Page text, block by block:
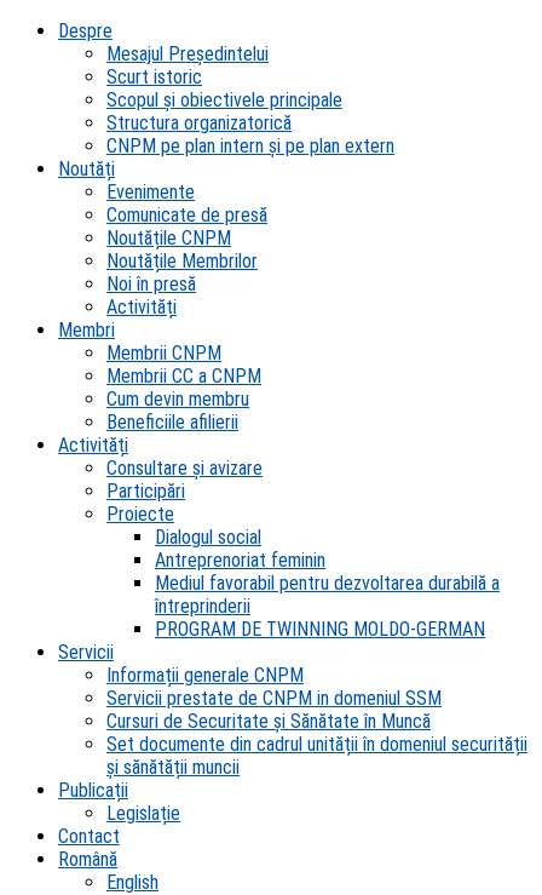
Despre
Mesajul Președintelui
Scurt istoric
Scopul şi obiectivele principale
Structura organizatorică
CNPM pe plan intern şi pe plan extern
Noutăți
Evenimente
Comunicate de presă
Noutățile CNPM
Noutățile Membrilor
Noi în presă
Activități
Membri
Membrii CNPM
Membrii CC a CNPM
Cum devin membru
Beneficiile afilierii
Activități
Consultare și avizare
Participări
Proiecte
Dialogul social
Antreprenoriat feminin
Mediul favorabil pentru dezvoltarea durabilă a
întreprinderii
PROGRAM DE TWINNING MOLDO-GERMAN
Servicii
Informații generale CNPM
Servicii prestate de CNPM in domeniul SSM
Cursuri de Securitate și Sănătate în Muncă
Set documente din cadrul unității în domeniul securității
și sănătății muncii
Publicații
Legislație
Contact
Română
English